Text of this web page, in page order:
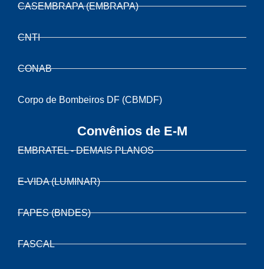
CASEMBRAPA (EMBRAPA)
CNTI
CONAB
Corpo de Bombeiros DF (CBMDF)
Convênios de E-M
EMBRATEL - DEMAIS PLANOS
E-VIDA (LUMINAR)
FAPES (BNDES)
FASCAL